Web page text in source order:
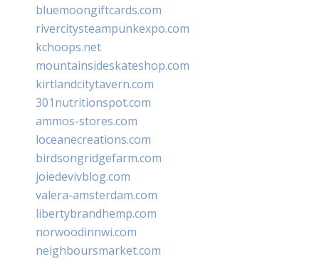
bluemoongiftcards.com
rivercitysteampunkexpo.com
kchoops.net
mountainsideskateshop.com
kirtlandcitytavern.com
301nutritionspot.com
ammos-stores.com
loceanecreations.com
birdsongridgefarm.com
joiedevivblog.com
valera-amsterdam.com
libertybrandhemp.com
norwoodinnwi.com
neighboursmarket.com